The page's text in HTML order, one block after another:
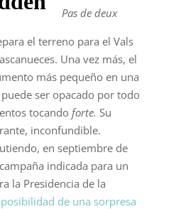
Pas de deux
el terreno para el Vals
Una vez más, el
más pequeño en una
ser opacado por todo
tocando forte. Su
inconfundible.
en septiembre de
indicada para un
la Presidencia de la
de una sorpresa